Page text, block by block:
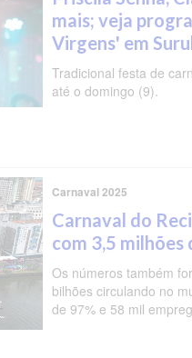
mais; veja
Virgens' em
Tradicional festa de
até o domingo (9).
Carnaval 2025
Carnaval do
com 3,5
Os números também
bilhões circulando no
de 97% e 58 mil